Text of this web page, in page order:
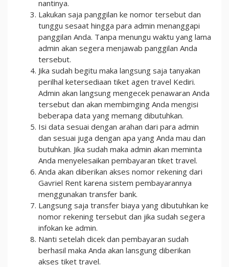
nantinya.
Lakukan saja panggilan ke nomor tersebut dan
tunggu sesaat hingga para admin menanggapi
panggilan Anda. Tanpa menungu waktu yang lama
admin akan segera menjawab panggilan Anda
tersebut.
Jika sudah begitu maka langsung saja tanyakan
perilhal ketersediaan tiket agen travel Kediri.
Admin akan langsung mengecek penawaran Anda
tersebut dan akan membimging Anda mengisi
beberapa data yang memang dibutuhkan.
Isi data sesuai dengan arahan dari para admin
dan sesuai juga dengan apa yang Anda mau dan
butuhkan. Jika sudah maka admin akan meminta
Anda menyelesaikan pembayaran tiket travel.
Anda akan diberikan akses nomor rekening dari
Gavriel Rent karena sistem pembayarannya
menggunakan transfer bank.
Langsung saja transfer biaya yang dibutuhkan ke
nomor rekening tersebut dan jika sudah segera
infokan ke admin.
Nanti setelah dicek dan pembayaran sudah
berhasil maka Anda akan lansgung diberikan
akses tiket travel.